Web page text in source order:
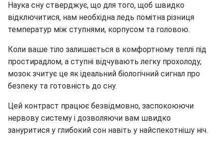
Наука сну стверджує, що для того, щоб швидко
відключитися, нам необхідна ледь помітна різниця
температур між ступнями, корпусом та головою.
Коли ваше тіло залишається в комфортному теплі під
простирадлом, а ступні відчувають легку прохолоду,
мозок зчитує це як ідеальний біологічний сигнал про
безпеку та готовність до сну.
Цей контраст працює безвідмовно, заспокоюючи
нервову систему і дозволяючи вам швидко
зануритися у глибокий сон навіть у найспекотнішу ніч.